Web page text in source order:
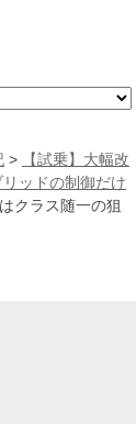
>
【試乗】大幅改
ッドの制御だけ
クラス随一の狙